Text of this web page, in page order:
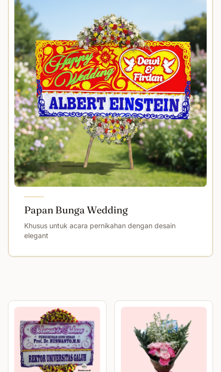
Papan Bunga Wedding
Khusus untuk acara pernikahan dengan desain
elegant